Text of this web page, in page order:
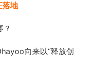
落地
向来以“释放创